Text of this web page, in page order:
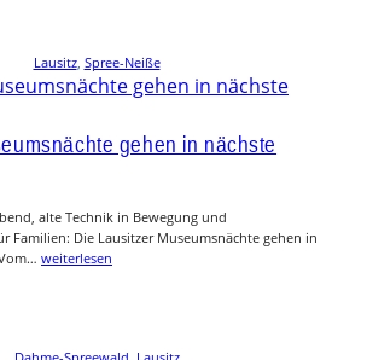
Lausitz, Spree-Neiße
gehen in nächste
alte Technik in Bewegung und
Familien: Die Lausitzer Museumsnächte gehen in
weiterlesen